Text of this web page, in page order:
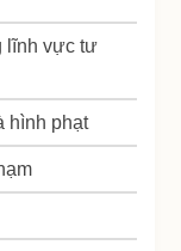
lĩnh vực tư
hình phạt